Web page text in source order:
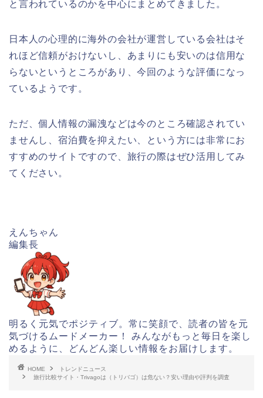
と言われているのかを中心にまとめてきました。
日本人の心理的に海外の会社が運営している会社はそ
れほど信頼がおけないし、あまりにも安いのは信用な
らないというところがあり、今回のような評価になっ
ているようです。
ただ、個人情報の漏洩などは今のところ確認されてい
ませんし、宿泊費を抑えたい、という方には非常にお
すすめのサイトですので、旅行の際はぜひ活用してみ
てください。
えんちゃん
編集長
明るく元気でポジティブ。常に笑顔で、読者の皆を元
気づけるムードメーカー！ みんながもっと毎日を楽し
めるように、どんどん楽しい情報をお届けします。
HOME
トレンドニュース
旅行比較サイト・Trivagoは（トリバゴ）は危ない？安い理由や評判を調査